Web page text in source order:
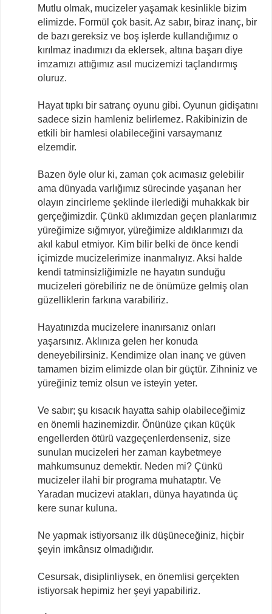
Mutlu olmak, mucizeler yaşamak kesinlikle bizim
elimizde. Formül çok basit. Az sabır, biraz inanç, bir
de bazı gereksiz ve boş işlerde kullandığımız o
kırılmaz inadımızı da eklersek, altına başarı diye
imzamızı attığımız asıl mucizemizi taçlandırmış
oluruz.
Hayat tıpkı bir satranç oyunu gibi. Oyunun gidişatını
sadece sizin hamleniz belirlemez. Rakibinizin de
etkili bir hamlesi olabileceğini varsaymanız
elzemdir.
Bazen öyle olur ki, zaman çok acımasız gelebilir
ama dünyada varlığımız sürecinde yaşanan her
olayın zincirleme şeklinde ilerlediği muhakkak bir
gerçeğimizdir. Çünkü aklımızdan geçen planlarımız
yüreğimize sığmıyor, yüreğimize aldıklarımızı da
akıl kabul etmiyor. Kim bilir belki de önce kendi
içimizde mucizelerimize inanmalıyız. Aksi halde
kendi tatminsizliğimizle ne hayatın sunduğu
mucizeleri görebiliriz ne de önümüze gelmiş olan
güzelliklerin farkına varabiliriz.
Hayatınızda mucizelere inanırsanız onları
yaşarsınız. Aklınıza gelen her konuda
deneyebilirsiniz. Kendimize olan inanç ve güven
tamamen bizim elimizde olan bir güçtür. Zihniniz ve
yüreğiniz temiz olsun ve isteyin yeter.
Ve sabır; şu kısacık hayatta sahip olabileceğimiz
en önemli hazinemizdir. Önünüze çıkan küçük
engellerden ötürü vazgeçenlerdenseniz, size
sunulan mucizeleri her zaman kaybetmeye
mahkumsunuz demektir. Neden mi? Çünkü
mucizeler ilahi bir programa muhataptır. Ve
Yaradan mucizevi atakları, dünya hayatında üç
kere sunar kuluna.
Ne yapmak istiyorsanız ilk düşüneceğiniz, hiçbir
şeyin imkânsız olmadığıdır.
Cesursak, disiplinliysek, en önemlisi gerçekten
istiyorsak hepimiz her şeyi yapabiliriz.